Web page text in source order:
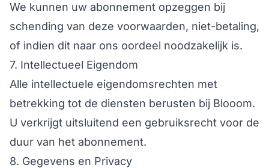
We kunnen uw abonnement opzeggen bij
schending van deze voorwaarden, niet-betaling,
of indien dit naar ons oordeel noodzakelijk is.
7. Intellectueel Eigendom
Alle intellectuele eigendomsrechten met
betrekking tot de diensten berusten bij Blooom.
U verkrijgt uitsluitend een gebruiksrecht voor de
duur van het abonnement.
8. Gegevens en Privacy